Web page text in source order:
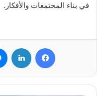
في بناء المجتمعات والأفكار.
فيسبوك